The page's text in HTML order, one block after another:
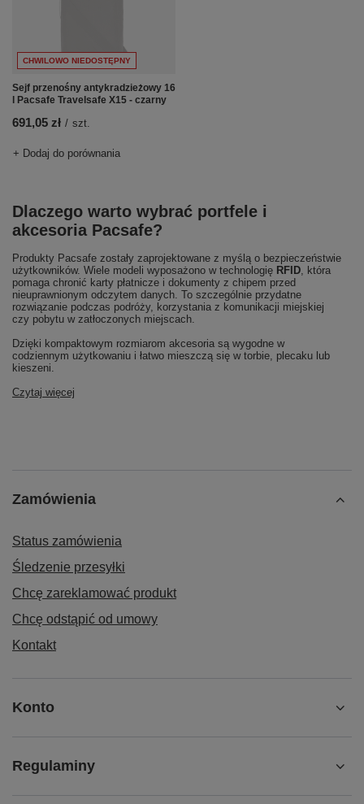
CHWILOWO NIEDOSTĘPNY
Sejf przenośny antykradzieżowy 16
l Pacsafe Travelsafe X15 - czarny
691,05 zł / szt.
+ Dodaj do porównania
Dlaczego warto wybrać portfele i
akcesoria Pacsafe?
Produkty Pacsafe zostały zaprojektowane z myślą o bezpieczeństwie
użytkowników. Wiele modeli wyposażono w technologię RFID, która
pomaga chronić karty płatnicze i dokumenty z chipem przed
nieuprawnionym odczytem danych. To szczególnie przydatne
rozwiązanie podczas podróży, korzystania z komunikacji miejskiej
czy pobytu w zatłoczonych miejscach.
Dzięki kompaktowym rozmiarom akcesoria są wygodne w
codziennym użytkowaniu i łatwo mieszczą się w torbie, plecaku lub
kieszeni.
Czytaj więcej
Zamówienia
Status zamówienia
Śledzenie przesyłki
Chcę zareklamować produkt
Chcę odstąpić od umowy
Kontakt
Konto
Regulaminy